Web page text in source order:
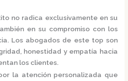
no radica exclusivamente en su
en su compromiso con los
Los abogados de este top son
honestidad y empatía hacia
los clientes.
la atención personalizada que